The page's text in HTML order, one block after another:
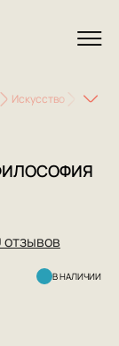
Искусство Музыка
отзывов
В НАЛИЧИИ